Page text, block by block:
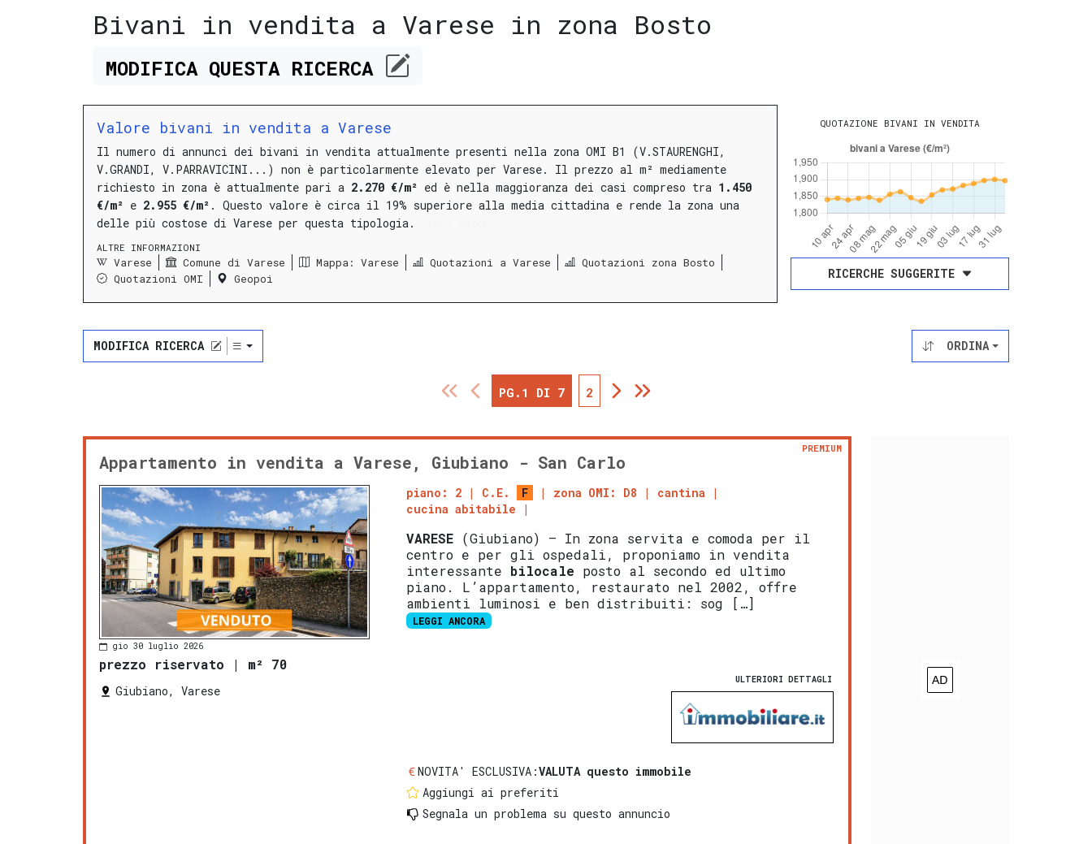
Bivani in vendita a Varese in zona Bosto
MODIFICA QUESTARICERCA
Valore bivani in vendita a Varese
Il numero di annunci dei bivani in vendita attualmente presenti nella zona OMI B1 (V.STAURENGHI,
V.GRANDI, V.PARRAVICINI...) non è particolarmente elevato per Varese.
Il prezzo al m² mediamente
richiesto in zona è attualmente pari a 2.270 €/m² ed è nella maggioranza dei casi compreso tra 1.450
€/m² e 2.955 €/m² . Questo valore è circa il 19% superiore alla media cittadina e rende la zona una
delle più costose di Varese per questa tipologia.
ALTRE INFORMAZIONI
Varese Comune di Varese Mappa: Varese Quotazioni a Varese
Quotazioni zona Bosto
Quotazioni OMI
Geopoi
QUOTAZIONE BIVANI IN VENDITA
RICERCHE SUGGERITE
MODIFICA RICERCA ORDINA
PG.1 DI 7 2
Appartamento in vendita a Varese, Giubiano - San Carlo
PREMIUM
gio 30 luglio 2026
prezzo riservato | m² 70
Giubiano, Varese
piano: 2 C.E. F zona OMI: D8
cantina
cucina abitabile
VARESE (Giubiano) – In zona servita e comoda per il
centro e per gli ospedali, proponiamo in vendita
interessante bilocale posto al secondo ed ultimo
piano. L’appartamento, restaurato nel 2002, offre
ambienti luminosi e ben distribuiti: sog […]
LEGGI ANCORA
ULTERIORI DETTAGLI
NOVITA' ESCLUSIVA:VALUTA questo immobile
Aggiungi ai preferiti
Segnala un problema su questo annuncio